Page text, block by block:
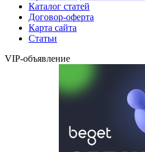
Каталог статей
Договор-оферта
Карта сайта
Статьи
VIP-объявление